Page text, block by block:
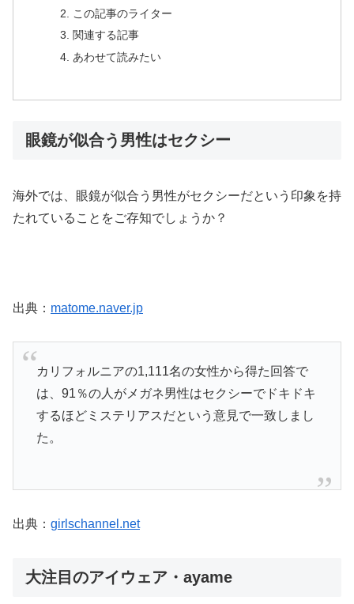
この記事のライター
関連する記事
あわせて読みたい
眼鏡が似合う男性はセクシー
海外では、眼鏡が似合う男性がセクシーだという印象を持
たれていることをご存知でしょうか？
出典： matome.naver.jp
カリフォルニアの1,111名の女性から得た回答で
は、91％の人がメガネ男性はセクシーでドキドキ
するほどミステリアスだという意見で一致しまし
た。
出典： girlschannel.net
大注目のアイウェア・ayame